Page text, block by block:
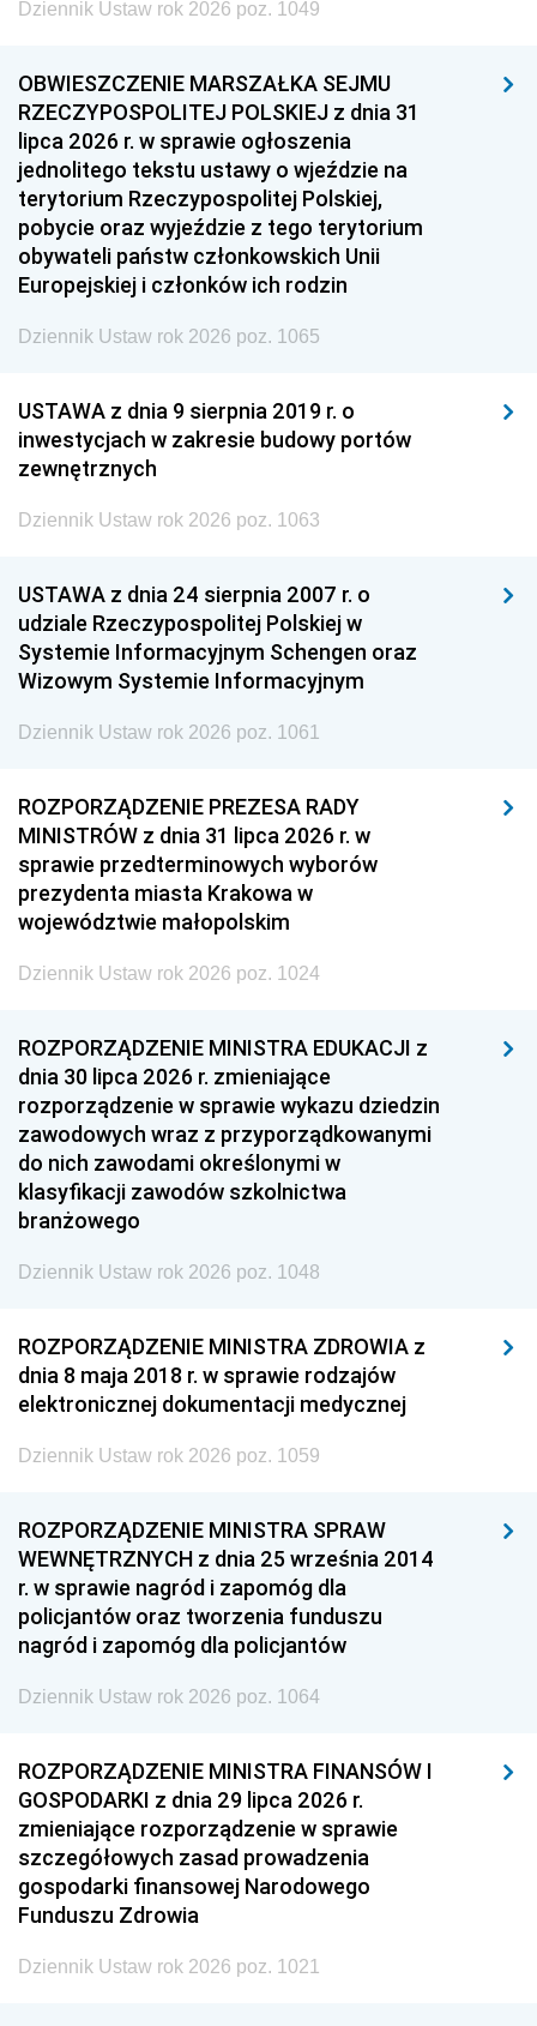
Dziennik Ustaw rok 2026 poz. 1049
OBWIESZCZENIE MARSZAŁKA SEJMU
RZECZYPOSPOLITEJ POLSKIEJ z dnia 31
lipca 2026 r. w sprawie ogłoszenia
jednolitego tekstu ustawy o wjeździe na
terytorium Rzeczypospolitej Polskiej,
pobycie oraz wyjeździe z tego terytorium
obywateli państw członkowskich Unii
Europejskiej i członków ich rodzin
Dziennik Ustaw rok 2026 poz. 1065
USTAWA z dnia 9 sierpnia 2019 r. o
inwestycjach w zakresie budowy portów
zewnętrznych
Dziennik Ustaw rok 2026 poz. 1063
USTAWA z dnia 24 sierpnia 2007 r. o
udziale Rzeczypospolitej Polskiej w
Systemie Informacyjnym Schengen oraz
Wizowym Systemie Informacyjnym
Dziennik Ustaw rok 2026 poz. 1061
ROZPORZĄDZENIE PREZESA RADY
MINISTRÓW z dnia 31 lipca 2026 r. w
sprawie przedterminowych wyborów
prezydenta miasta Krakowa w
województwie małopolskim
Dziennik Ustaw rok 2026 poz. 1024
ROZPORZĄDZENIE MINISTRA EDUKACJI z
dnia 30 lipca 2026 r. zmieniające
rozporządzenie w sprawie wykazu dziedzin
zawodowych wraz z przyporządkowanymi
do nich zawodami określonymi w
klasyfikacji zawodów szkolnictwa
branżowego
Dziennik Ustaw rok 2026 poz. 1048
ROZPORZĄDZENIE MINISTRA ZDROWIA z
dnia 8 maja 2018 r. w sprawie rodzajów
elektronicznej dokumentacji medycznej
Dziennik Ustaw rok 2026 poz. 1059
ROZPORZĄDZENIE MINISTRA SPRAW
WEWNĘTRZNYCH z dnia 25 września 2014
r. w sprawie nagród i zapomóg dla
policjantów oraz tworzenia funduszu
nagród i zapomóg dla policjantów
Dziennik Ustaw rok 2026 poz. 1064
ROZPORZĄDZENIE MINISTRA FINANSÓW I
GOSPODARKI z dnia 29 lipca 2026 r.
zmieniające rozporządzenie w sprawie
szczegółowych zasad prowadzenia
gospodarki finansowej Narodowego
Funduszu Zdrowia
Dziennik Ustaw rok 2026 poz. 1021